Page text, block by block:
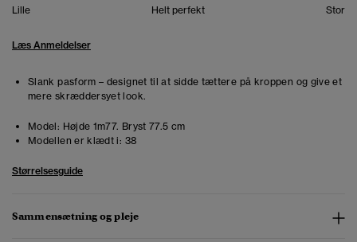
Lille Helt perfekt Stor
Læs Anmeldelser
Slank pasform – designet til at sidde tættere på kroppen og give et
mere skræddersyet look.
Model: Højde 1m77. Bryst 77.5 cm
Modellen er klædt i: 38
Størrelsesguide
Sammensætning og pleje